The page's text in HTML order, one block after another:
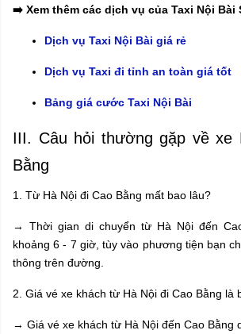
➡️ Xem thêm các dịch vụ của Taxi Nội Bài
Dịch vụ Taxi Nội Bài giá rẻ
Dịch vụ Taxi đi tỉnh an toàn giá tốt
Bảng giá cước Taxi Nội Bài
III. Câu hỏi thường gặp về xe
Bằng
1. Từ Hà Nội đi Cao Bằng mất bao lâu?
→ Thời gian di chuyển từ Hà Nội đến
khoảng 6 - 7 giờ, tùy vào phương tiện bạn
thông trên đường.
2. Giá vé xe khách từ Hà Nội đi Cao Bằng là
→ Giá vé xe khách từ Hà Nội đến Cao Bằng